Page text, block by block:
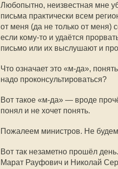
Любопытно, неизвестная мне
письма практически всем
от меня (да не только от меня)
если кому-то и удаётся
письмо или их выслушают и
Что означает это «м-да»,
надо проконсультироваться?
Вот такое «м-да» — вроде
понял и не хочет понять.
Пожалеем министров. Не
Вот так незаметно прошёл
Марат Рауфович и Николай